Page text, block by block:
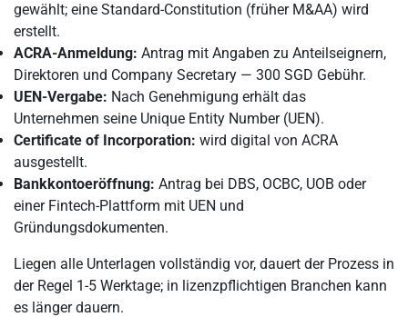
gewählt; eine Standard-Constitution (früher M&AA) wird
erstellt.
ACRA-Anmeldung: Antrag mit Angaben zu Anteilseignern,
Direktoren und Company Secretary — 300 SGD Gebühr.
UEN-Vergabe: Nach Genehmigung erhält das
Unternehmen seine Unique Entity Number (UEN).
Certificate of Incorporation: wird digital von ACRA
ausgestellt.
Bankkontoeröffnung: Antrag bei DBS, OCBC, UOB oder
einer Fintech-Plattform mit UEN und
Gründungsdokumenten.
Liegen alle Unterlagen vollständig vor, dauert der Prozess in
der Regel 1-5 Werktage; in lizenzpflichtigen Branchen kann
es länger dauern.